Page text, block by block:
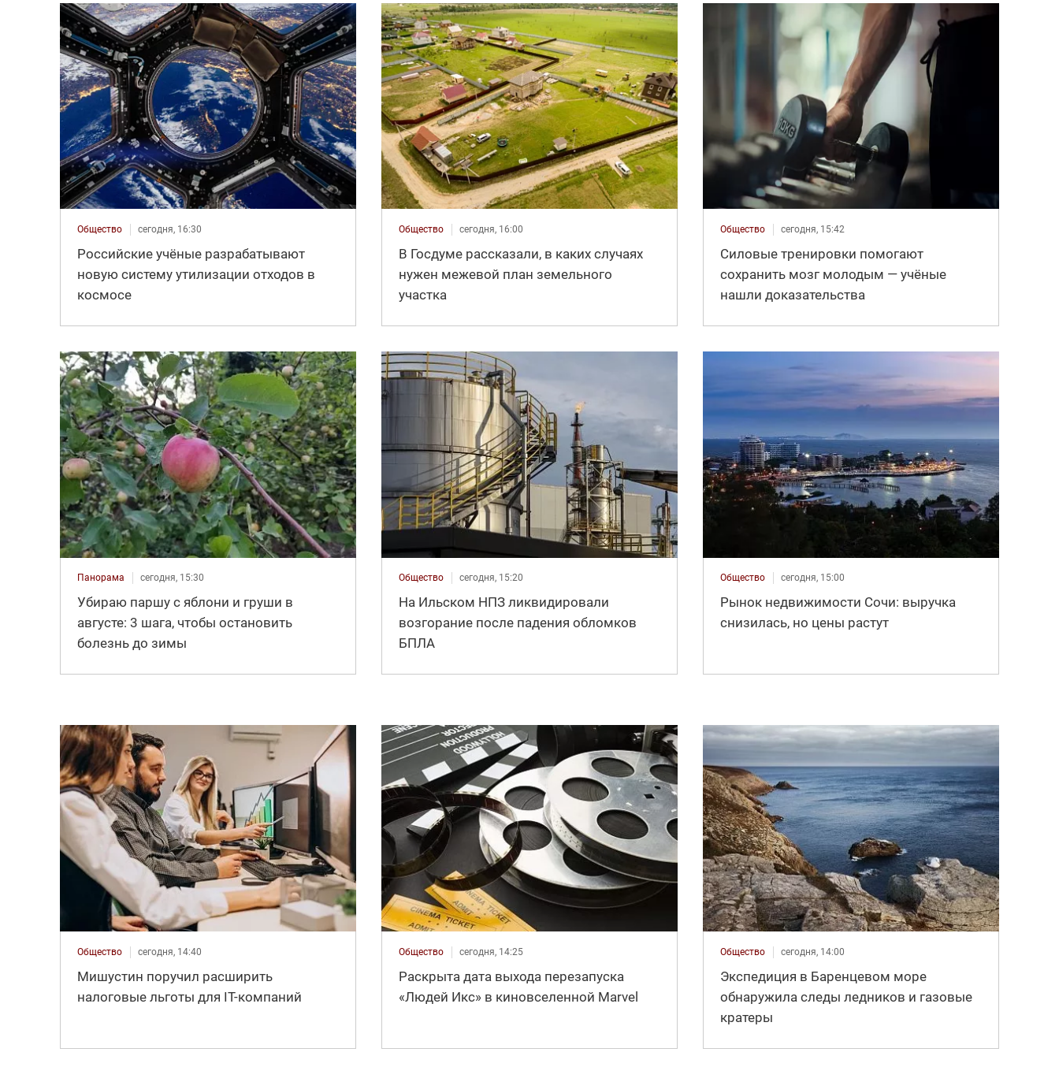
Общество сегодня, 16:30
Российские учёные разрабатывают
новую систему утилизации отходов в
космосе
Общество сегодня, 16:00
В Госдуме рассказали, в каких случаях
нужен межевой план земельного
участка
Общество сегодня, 15:42
Силовые тренировки помогают
сохранить мозг молодым — учёные
нашли доказательства
Панорама сегодня, 15:30
Убираю паршу с яблони и груши в
августе: 3 шага, чтобы остановить
болезнь до зимы
Общество сегодня, 15:20
На Ильском НПЗ ликвидировали
возгорание после падения обломков
БПЛА
Общество сегодня, 15:00
Рынок недвижимости Сочи: выручка
снизилась, но цены растут
Общество сегодня, 14:40
Мишустин поручил расширить
налоговые льготы для IT-компаний
Общество сегодня, 14:25
Раскрыта дата выхода перезапуска
«Людей Икс» в киновселенной Marvel
Общество сегодня, 14:00
Экспедиция в Баренцевом море
обнаружила следы ледников и газовые
кратеры